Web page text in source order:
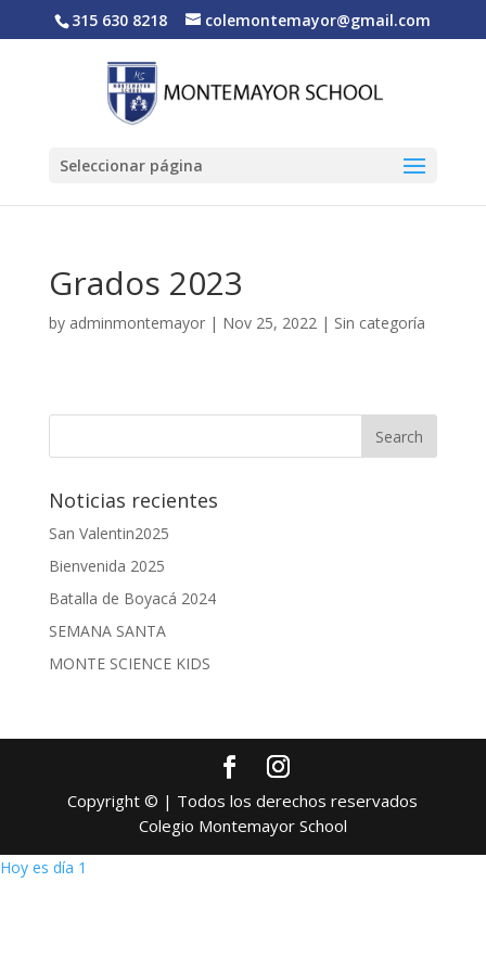
315 630 8218 colemontemayor@gmail.com
Seleccionar página
Grados 2023
by adminmontemayor| Nov 25, 2022| Sin categoría
Noticias recientes
San Valentin2025
Bienvenida 2025
Batalla de Boyacá 2024
SEMANA SANTA
MONTE SCIENCE KIDS
Copyright © | Todos los derechos reservados
Colegio Montemayor School
Hoy es día 1